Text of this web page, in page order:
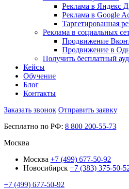
Реклама в Яндекс
Реклама в Google
Таргетированная
Реклама в социальных
Продвижение
Продвижение в
Получить бесплатный
Кейсы
Обучение
Блог
Контакты
Заказать звонок Отправить заявку
Бесплатно по РФ: 8 800 200-55-73
Москва
Москва +7 (499) 677-50-92
Новосибирск +7 (383) 375-50-
+7 (499) 677-50-92